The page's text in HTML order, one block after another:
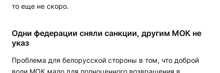
то еще не скоро.
Одни федерации сняли санкции, другим МОК не
указ
Проблема для белорусской стороны в том, что доброй
воли МОК мало для полноценного возвращения в